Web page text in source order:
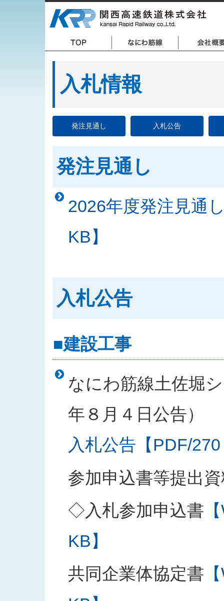
入札情報
発注見通し 入札公告
発注見通し
2026年度発注見通
KB】
入札公告
■建設工事
なにわ筋線土佐堀
年８月４日公告）
入札公告【PDF/
参加申込書等提出
◇入札参加申込書
KB】
共同企業体協定書